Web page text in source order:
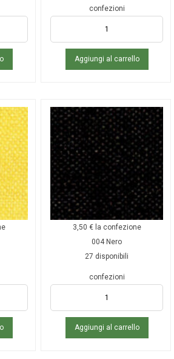
confezioni
Aggiungi al carrello
3,50 € la confezione
004 Nero
27 disponibili
confezioni
Aggiungi al carrello